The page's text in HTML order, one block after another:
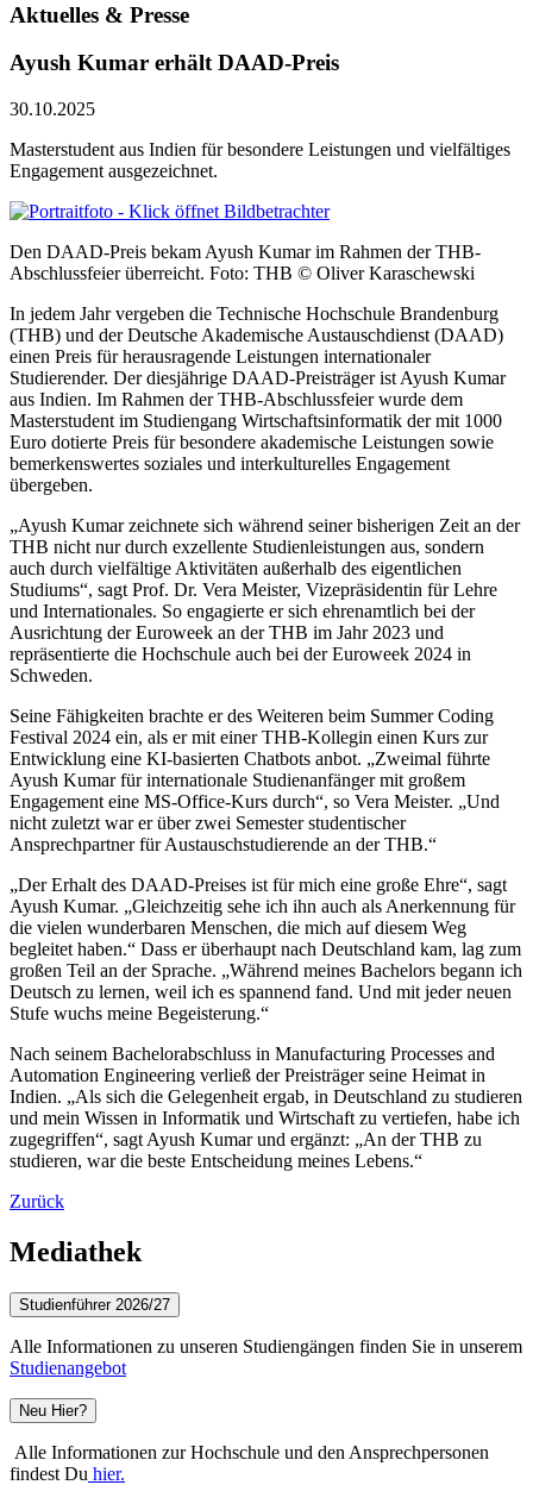
Aktuelles & Presse
Ayush Kumar erhält DAAD-Preis
30.10.2025
Masterstudent aus Indien für besondere Leistungen und vielfältiges
Engagement ausgezeichnet.
Den DAAD-Preis bekam Ayush Kumar im Rahmen der THB-
Abschlussfeier überreicht. Foto: THB © Oliver Karaschewski
In jedem Jahr vergeben die Technische Hochschule Brandenburg
(THB) und der Deutsche Akademische Austauschdienst (DAAD)
einen Preis für herausragende Leistungen internationaler
Studierender. Der diesjährige DAAD-Preisträger ist Ayush Kumar
aus Indien. Im Rahmen der THB-Abschlussfeier wurde dem
Masterstudent im Studiengang Wirtschaftsinformatik der mit 1000
Euro dotierte Preis für besondere akademische Leistungen sowie
bemerkenswertes soziales und interkulturelles Engagement
übergeben.
„Ayush Kumar zeichnete sich während seiner bisherigen Zeit an der
THB nicht nur durch exzellente Studienleistungen aus, sondern
auch durch vielfältige Aktivitäten außerhalb des eigentlichen
Studiums“, sagt Prof. Dr. Vera Meister, Vizepräsidentin für Lehre
und Internationales. So engagierte er sich ehrenamtlich bei der
Ausrichtung der Euroweek an der THB im Jahr 2023 und
repräsentierte die Hochschule auch bei der Euroweek 2024 in
Schweden.
Seine Fähigkeiten brachte er des Weiteren beim Summer Coding
Festival 2024 ein, als er mit einer THB-Kollegin einen Kurs zur
Entwicklung eine KI-basierten Chatbots anbot. „Zweimal führte
Ayush Kumar für internationale Studienanfänger mit großem
Engagement eine MS-Office-Kurs durch“, so Vera Meister. „Und
nicht zuletzt war er über zwei Semester studentischer
Ansprechpartner für Austauschstudierende an der THB.“
„Der Erhalt des DAAD-Preises ist für mich eine große Ehre“, sagt
Ayush Kumar. „Gleichzeitig sehe ich ihn auch als Anerkennung für
die vielen wunderbaren Menschen, die mich auf diesem Weg
begleitet haben.“ Dass er überhaupt nach Deutschland kam, lag zum
großen Teil an der Sprache. „Während meines Bachelors begann ich
Deutsch zu lernen, weil ich es spannend fand. Und mit jeder neuen
Stufe wuchs meine Begeisterung.“
Nach seinem Bachelorabschluss in Manufacturing Processes and
Automation Engineering verließ der Preisträger seine Heimat in
Indien. „Als sich die Gelegenheit ergab, in Deutschland zu studieren
und mein Wissen in Informatik und Wirtschaft zu vertiefen, habe ich
zugegriffen“, sagt Ayush Kumar und ergänzt: „An der THB zu
studieren, war die beste Entscheidung meines Lebens.“
Zurück
Mediathek
Studienführer 2026/27
Alle Informationen zu unseren Studiengängen finden Sie in unserem
Studienangebot
Neu Hier?
Alle Informationen zur Hochschule und den Ansprechpersonen
findest Du hier.